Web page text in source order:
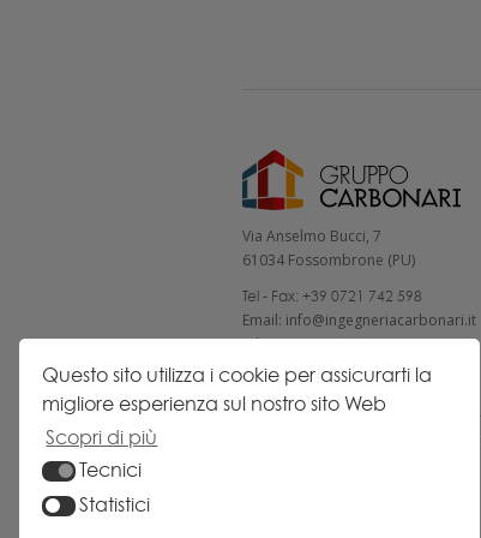
Questo sito utilizza i cookie per assicurarti la
migliore esperienza sul nostro sito Web
Scopri di più
Tecnici
Statistici
Via Anselmo Bucci, 7
61034 Fossombrone (PU)
Tel - Fax: +39 0721 742 598
Email: info@ingegneriacarbonari.it
WhatsApp: +39 375 668 22 99
NAVIGA